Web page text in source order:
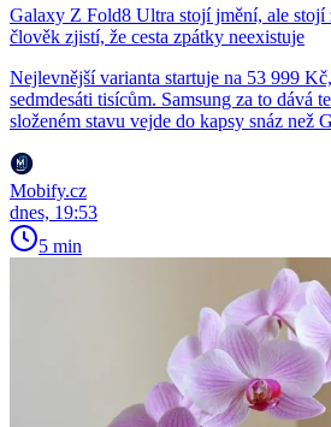
Galaxy Z Fold8 Ultra stojí jmění, ale stojí
člověk zjistí, že cesta zpátky neexistuje
Nejlevnější varianta startuje na 53 999
sedmdesáti tisícům. Samsung za to dává
složeném stavu vejde do kapsy snáz než
Mobify.cz
dnes, 19:53
5 min